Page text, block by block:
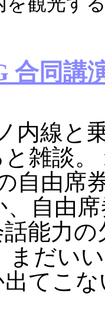
合同講
内線と
雑談。
自由席
、自由
能力
まだい
てこな